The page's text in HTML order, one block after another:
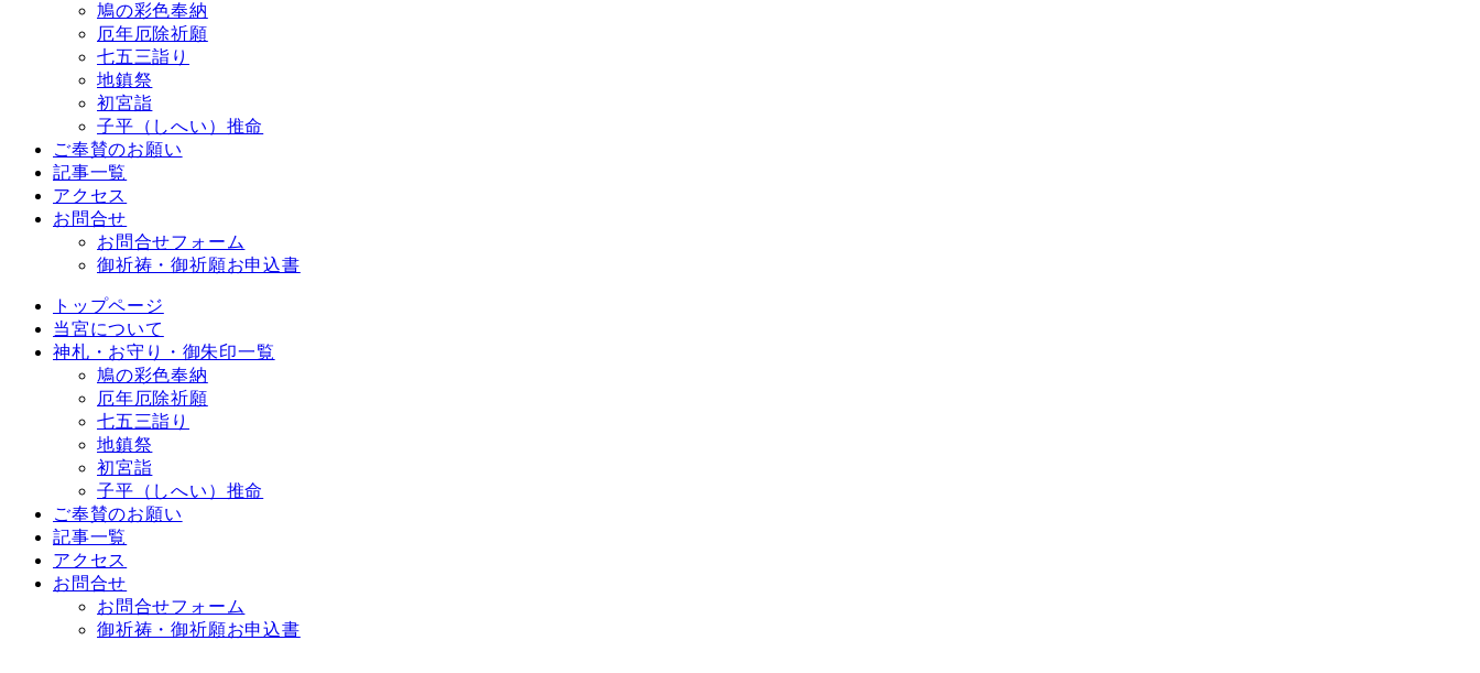
鳩の彩色奉納
厄年厄除祈願
七五三詣り
地鎮祭
初宮詣
子平（しへい）推命
ご奉賛のお願い
記事一覧
アクセス
お問合せ
お問合せフォーム
御祈祷・御祈願お申込書
トップページ
当宮について
神札・お守り・御朱印一覧
鳩の彩色奉納
厄年厄除祈願
七五三詣り
地鎮祭
初宮詣
子平（しへい）推命
ご奉賛のお願い
記事一覧
アクセス
お問合せ
お問合せフォーム
御祈祷・御祈願お申込書